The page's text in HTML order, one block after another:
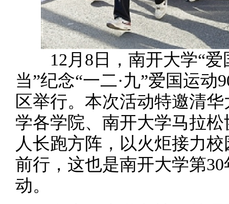
12月8日，南开大学“爱
当”纪念“一二·九”爱国运
区举行。本次活动特邀清
学各学院、南开大学马拉
人长跑方阵，以火炬接力
前行，这也是南开大学第
动。